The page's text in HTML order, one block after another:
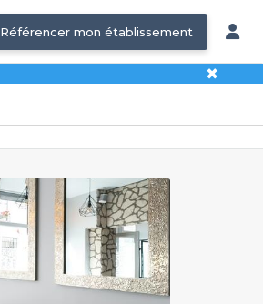
Référencer mon établissement
✖